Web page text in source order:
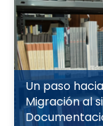
Un paso
Migración al